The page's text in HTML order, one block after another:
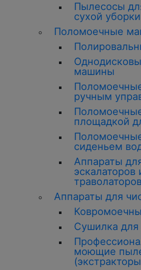
Пылесосы
сухой уборки
Поломоечные
машины
ручным
площадкой
сиденьем
Аппараты
эскалаторов
траволаторов
Аппараты для
Сушилка для
моющие